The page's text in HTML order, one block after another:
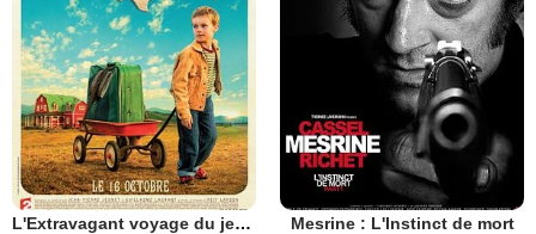
L'Extravagant voyage du jeune et prodigieux T.S. Spivet Mesrine : L'Instinct de mort